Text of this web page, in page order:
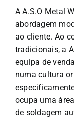
A A.S.O Metal
abordagem
ao cliente. Ao
tradicionais, a
equipa de
numa cultura
ocupa uma
de soldagem